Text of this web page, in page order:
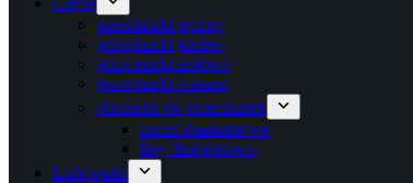
przecinarki ręczne
przecinarki jezdne
przecinarki stołowe
przecinarki ścienne
akcesoria do przecinarek
tarcze diamentowe
liny diamentowe
Ładowarki